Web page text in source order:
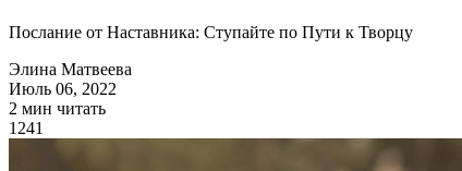
Послание от Наставника: Ступайте по Пути к Творцу
Элина Матвеева
Июль 06, 2022
2 мин читать
1241